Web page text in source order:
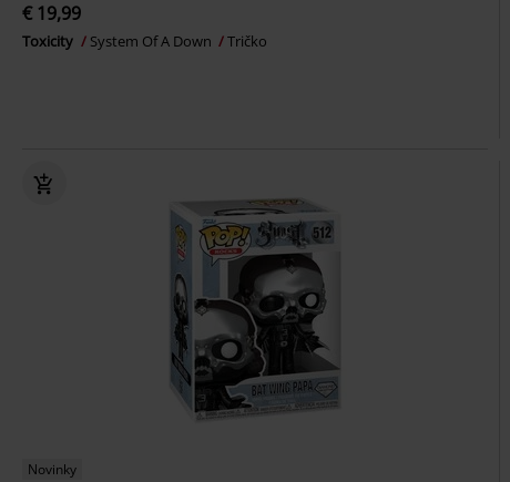
€ 19,99
Toxicity System Of A Down Tričko
Novinky